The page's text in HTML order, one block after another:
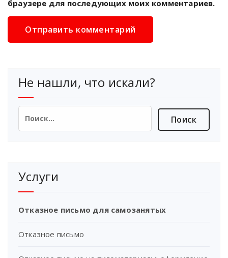
браузере для последующих моих комментариев.
Не нашли, что искали?
Найти:
Услуги
Отказное письмо для самозанятых
Отказное письмо